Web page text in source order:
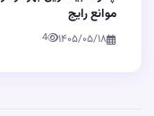
موانع رایج
۱۴۰۵/۰۵/۱۸ 4